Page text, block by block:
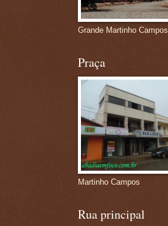
Grande Martinho Campos
Praça
Martinho Campos
Rua principal